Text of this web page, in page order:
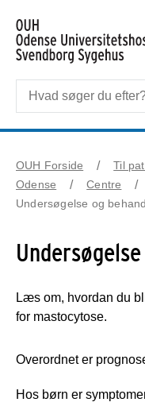
OUH Forside
Til
Odense
Centre
Undersøgelse og
Læs om, hvordan du
for mastocytose.
Overordnet er
Hos børn er